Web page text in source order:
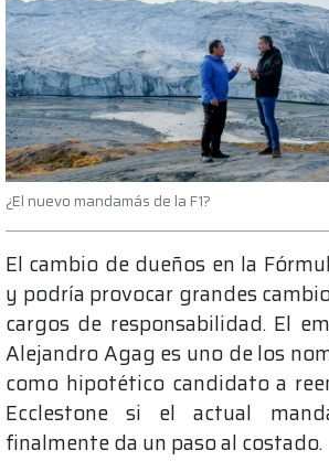
¿El nuevo mandamás de la F1?
El cambio de dueños en la
y podría provocar grandes
cargos de responsabilidad. El
Alejandro Agag es uno de los
como hipotético candidato a
Ecclestone si el actual
finalmente da un paso al costado.